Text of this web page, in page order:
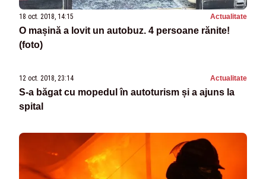
18 oct. 2018, 14:15 Actualitate
O mașină a lovit un autobuz. 4 persoane rănite!
(foto)
12 oct. 2018, 23:14 Actualitate
S-a băgat cu mopedul în autoturism și a ajuns la
spital